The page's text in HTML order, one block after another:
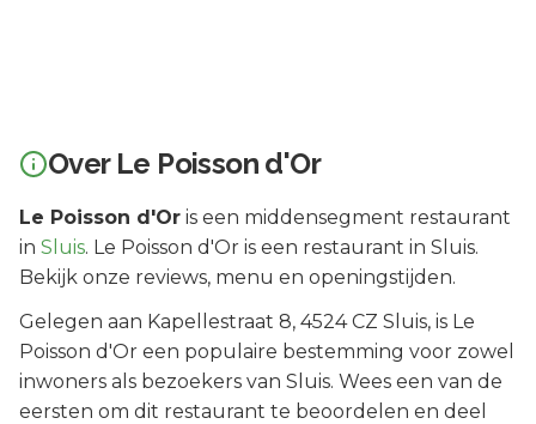
Over Le Poisson d'Or
Le Poisson d'Or is een middensegment restaurant
in Sluis. Le Poisson d'Or is een restaurant in Sluis.
Bekijk onze reviews, menu en openingstijden.
Gelegen aan Kapellestraat 8, 4524 CZ Sluis, is Le
Poisson d'Or een populaire bestemming voor zowel
inwoners als bezoekers van Sluis. Wees een van de
eersten om dit restaurant te beoordelen en deel